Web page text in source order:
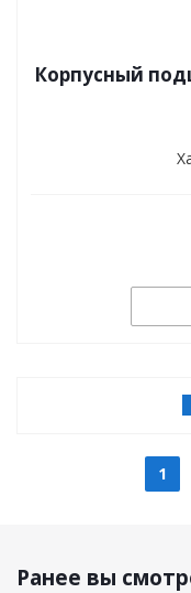
Корпусный
1
Ранее вы